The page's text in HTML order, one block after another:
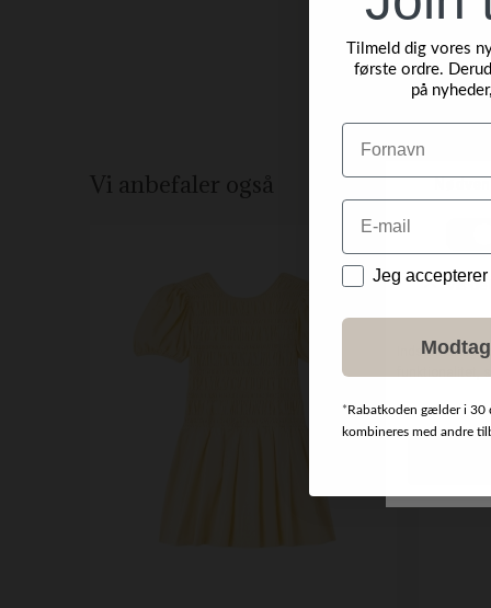
Vi anbefaler også
Tilmeld dig vores
første ordre.
på
Navn
Email
DataJeg
*Rabatkoden gælder i 30
kombineres med andre